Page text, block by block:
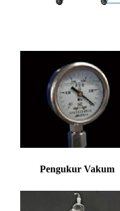
Pengukur Vakum